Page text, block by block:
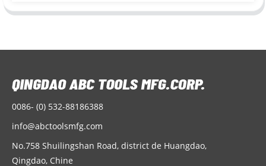
0086- (0) 532-88186388
info@abctoolsmfg.com
No.758 Shuilingshan Road, district de Huangdao,
Qingdao, Chine